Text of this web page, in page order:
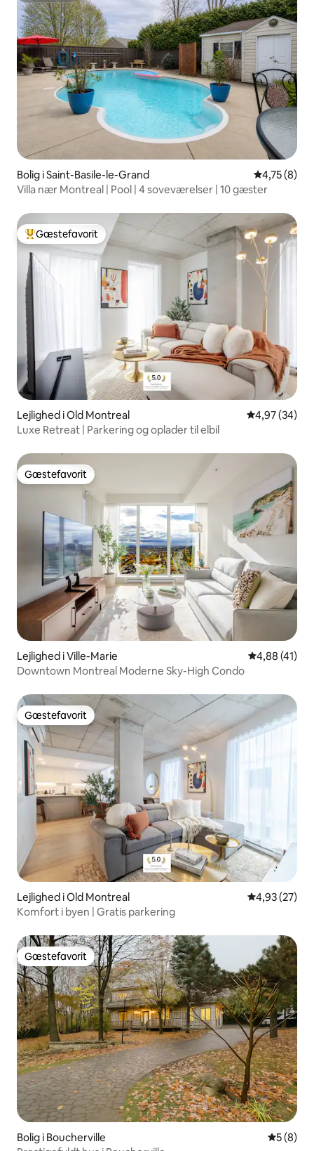
Bolig i Saint-Basile-le-Grand 4,75 ud af
4,75 (8)
Villa nær Montreal | Pool | 4 soveværelser | 10 gæster
Bedste gæstefavorit
Gæstefavorit
Lejlighed i Old Montreal 4,97 ud af 5 i
4,97 (34)
Luxe Retreat | Parkering og oplader til elbil
Gæstefavorit
Gæstefavorit
Lejlighed i Ville-Marie 4,88 ud af 5
4,88 (41)
Downtown Montreal Moderne Sky-High Condo
Gæstefavorit
Gæstefavorit
Lejlighed i Old Montreal 4,93 ud af 5 i
4,93 (27)
Komfort i byen | Gratis parkering
Gæstefavorit
Gæstefavorit
Bolig i Boucherville 5 ud af 5
5 (8)